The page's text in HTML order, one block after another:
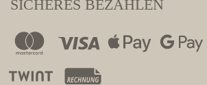
SICHERES BEZAHLEN